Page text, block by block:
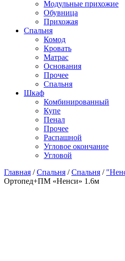
Модульные прихожие
Обувница
Прихожая
Спальня
Комод
Кровать
Матраc
Основания
Прочее
Спальня
Шкаф
Комбинированный
Купе
Пенал
Прочее
Распашной
Угловое окончание
Угловой
Главная /Спальня /Спальня /
Ортопед+ПМ «Ненси» 1.6м